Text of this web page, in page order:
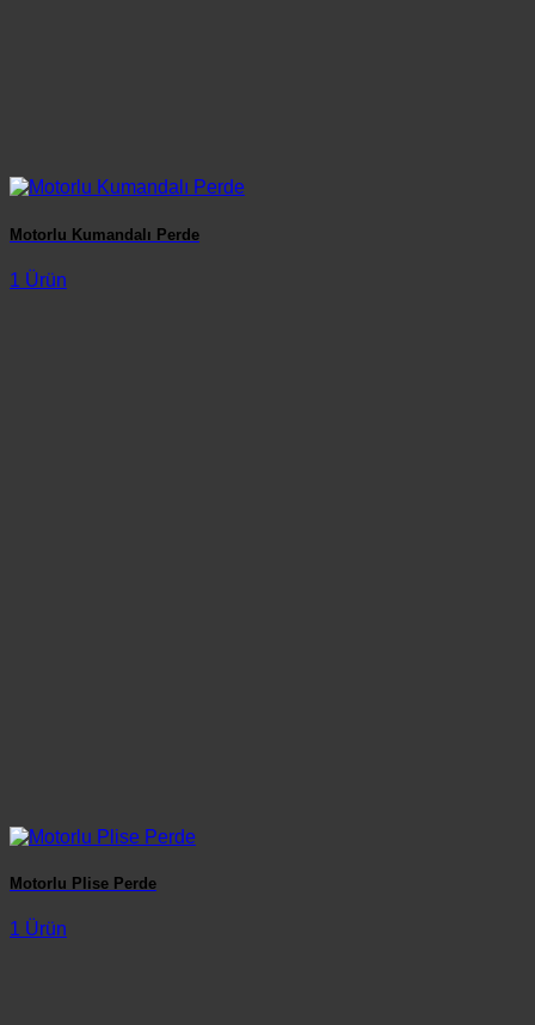
Motorlu Kumandalı Perde
1 Ürün
Motorlu Plise Perde
1 Ürün